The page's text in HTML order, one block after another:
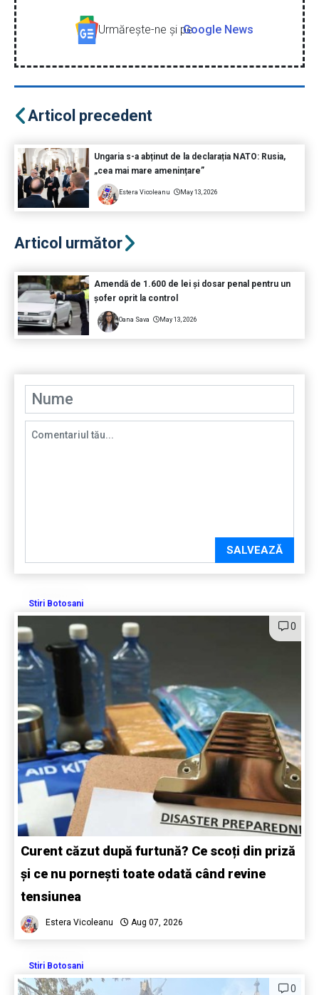
Urmăreşte-ne şi peGoogle News
Articol precedent
Ungaria s-a abținut de la declarația NATO: Rusia,
„cea mai mare amenințare”
Estera Vicoleanu May 13, 2026
Articol următor
Amendă de 1.600 de lei și dosar penal pentru un
șofer oprit la control
Oana Sava May 13, 2026
SALVEAZĂ
Stiri Botosani
0
Curent căzut după furtună? Ce scoți din priză
și ce nu pornești toate odată când revine
tensiunea
Estera Vicoleanu Aug 07, 2026
Stiri Botosani
0